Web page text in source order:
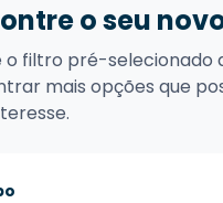
o seu
o filtro pré-selecionado
mais opções que